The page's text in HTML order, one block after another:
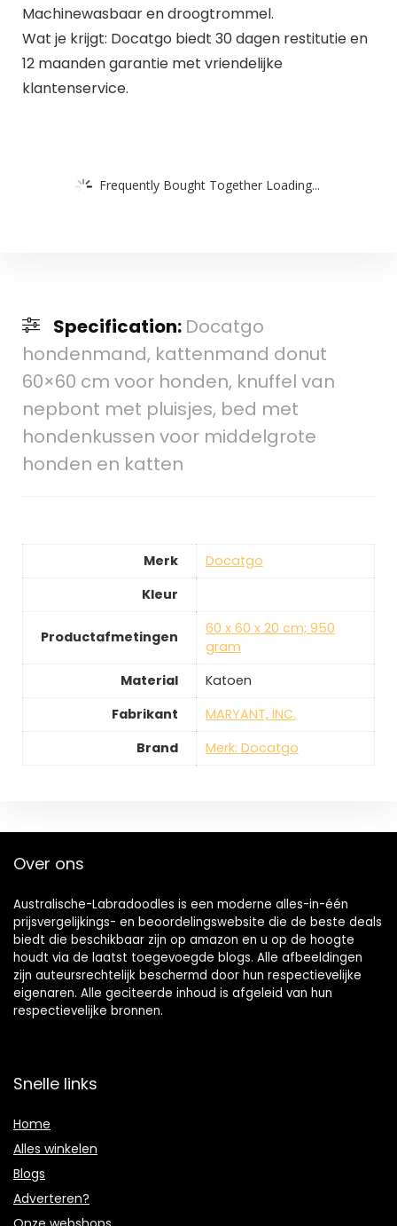
Machinewasbaar en droogtrommel.
Wat je krijgt: Docatgo biedt 30 dagen restitutie en
12 maanden garantie met vriendelijke
klantenservice.
Frequently Bought Together Loading...
Specification: Docatgo
hondenmand, kattenmand donut
60×60 cm voor honden, knuffel van
nepbont met pluisjes, bed met
hondenkussen voor middelgrote
honden en katten
Merk
‎Docatgo
Kleur
Productafmetingen
‎60 x 60 x 20 cm; 950
gram
Material
‎Katoen
Fabrikant
‎MARYANT, INC.
Brand
Merk: Docatgo
Over ons
Australische-Labradoodles is een moderne alles-in-één
prijsvergelijkings- en beoordelingswebsite die de beste deals
biedt die beschikbaar zijn op amazon en u op de hoogte
houdt via de laatst toegevoegde blogs. Alle afbeeldingen
zijn auteursrechtelijk beschermd door hun respectievelijke
eigenaren. Alle geciteerde inhoud is afgeleid van hun
respectievelijke bronnen.
Snelle links
Home
Alles winkelen
Blogs
Adverteren?